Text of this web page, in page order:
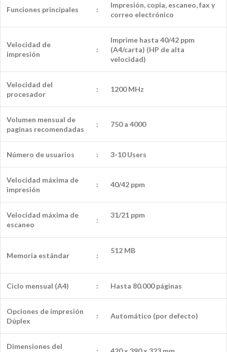
Funciones principales :
Impresión, copia, escaneo, fax y
correo electrónico
Velocidad de
impresión
:
Imprime hasta 40/42 ppm
(A4/carta) (HP de alta
velocidad)
Velocidad del
procesador
: 1200 MHz
Volumen mensual de
paginas recomendadas
: 750 a 4000
Número de usuarios : 3-10 Users
Velocidad máxima de
impresión
: 40/42 ppm
Velocidad máxima de
escaneo
:
31/21 ppm
Memoria estándar :
512 MB
Ciclo mensual (A4) : Hasta 80.000 páginas
Opciones de impresión
Dúplex
: Automático (por defecto)
Dimensiones del